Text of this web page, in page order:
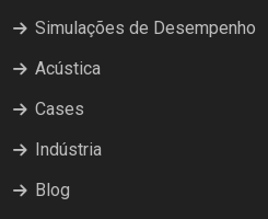
Simulações de Desempenho
Acústica
Cases
Indústria
Blog